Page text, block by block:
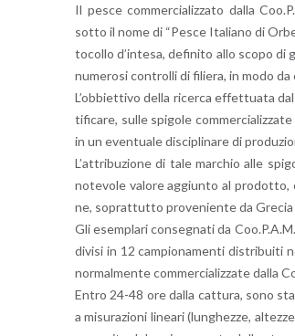
Il pesce com­mer­cia­liz­za­to dalla
sotto il nome di “Pesce Ita­lia­no di
to­col­lo d’in­te­sa, de­fi­ni­to allo scopo
nu­me­ro­si con­trol­li di fi­lie­ra, in modo
L’ob­biet­ti­vo della ri­cer­ca ef­fet­tua­ta
ti­fi­ca­re, sulle spi­go­le
in un even­tua­le di­sci­pli­na­re di
L’at­tri­bu­zio­ne di tale mar­chio alle
no­te­vo­le va­lo­re ag­giun­to al
ne, so­prat­tut­to pro­ve­nien­te da
Gli esem­pla­ri con­se­gna­ti da
di­vi­si in 12 cam­pio­na­men­ti di­stri­bui­ti
nor­mal­men­te com­mer­cia­liz­za­te dalla
Entro 24-48 ore dalla cat­tu­ra, sono
a mi­su­ra­zio­ni li­nea­ri (lun­ghez­ze,